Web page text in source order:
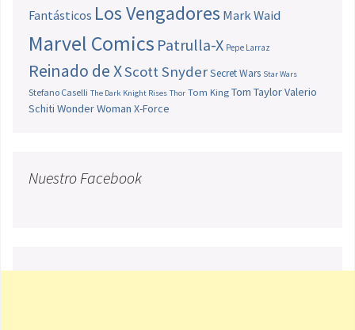
Fantásticos Los Vengadores Mark Waid
Marvel Comics Patrulla-X Pepe Larraz
Reinado de XScott SnyderSecret Wars Star Wars
Stefano Caselli The Dark Knight Rises Thor Tom King Tom TaylorValerio
Schiti Wonder Woman X-Force
Nuestro Facebook